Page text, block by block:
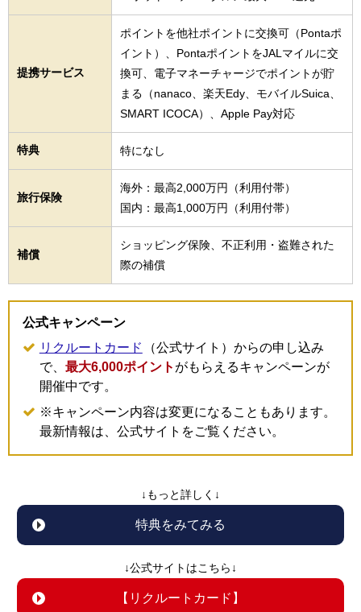
提携サービス
ポイントを他社ポイントに交換可（Pontaポ
イント）、PontaポイントをJALマイルに交
換可、電子マネーチャージでポイントが貯
まる（nanaco、楽天Edy、モバイルSuica、
SMART ICOCA）、Apple Pay対応
特典 特になし
旅行保険
海外：最高2,000万円（利用付帯）
国内：最高1,000万円（利用付帯）
補償
ショッピング保険、不正利用・盗難された
際の補償
公式キャンペーン
リクルートカード
（公式サイト）からの申し込み
で、 最大6,000ポイント がもらえるキャンペーンが
開催中です。
※キャンペーン内容は変更になることもあります。
最新情報は、公式サイトをご覧ください。
↓もっと詳しく↓
特典をみてみる
↓公式サイトはこちら↓
【リクルートカード】